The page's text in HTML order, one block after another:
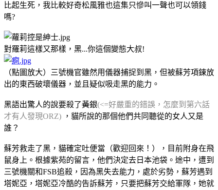
比起生死，我比較好奇松風雅也這集只慘叫一聲也可以領錢
嗎?
對羅莉這樣又那樣，黑...你這個變態大叔!
（點圖放大）三號機官雖然用儀器捕捉到黑，但被蘇芳項鍊放
出的東西破壞儀器，並且疑似吸走黑的能力。
黑語出驚人的說要殺了黃銀(<=好嚴重的錯誤，怎麼到第六話
才有人發現ORZ) ，貓所說的那個他們共同聽從的女人又是
誰？
蘇芳救走了黑，貓確定吐便當（歡迎回來！），目前附身在飛
鼠身上。根據紫苑的留言，他們決定去日本池袋。途中，遭到
三號機關和FSB追殺，因為黑失去能力，處於劣勢，蘇芳遇到
塔妮亞，塔妮亞冷酷的告訴蘇芳，只要把蘇芳交給軍隊，她就